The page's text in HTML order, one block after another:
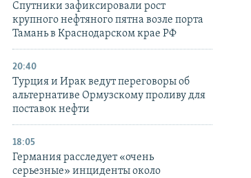
Спутники зафиксировали рост
крупного нефтяного пятна возле порта
Тамань в Краснодарском крае РФ
20:40
Турция и Ирак ведут переговоры об
альтернативе Ормузскому проливу для
поставок нефти
18:05
Германия расследует «очень
серьезные» инциденты около